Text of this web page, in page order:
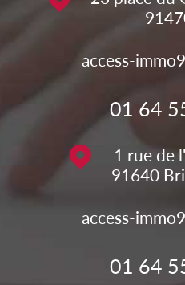
access-
01 64
1 rue de
91640
access-
01 64